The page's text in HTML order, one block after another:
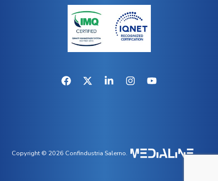
Copyright © 2026 Confindustria Salerno.